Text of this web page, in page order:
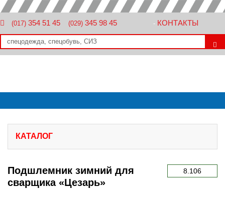
(017) 354 51 45 (029) 345 98 45 - КОНТАКТЫ
КАТАЛОГ
Подшлемник зимний для
сварщика «Цезарь»
8.106